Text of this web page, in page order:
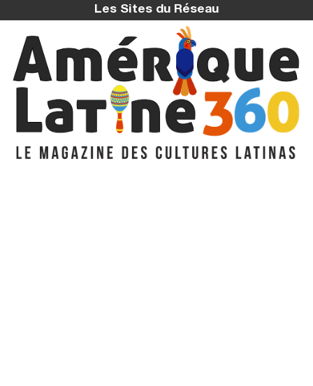
Les Sites du Réseau